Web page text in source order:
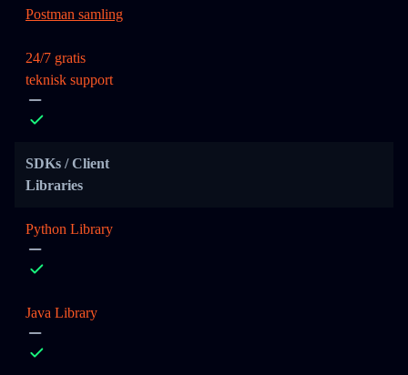
Postman samling
24/7 gratis
teknisk support
SDKs / Client
Libraries
Python Library
Java Library